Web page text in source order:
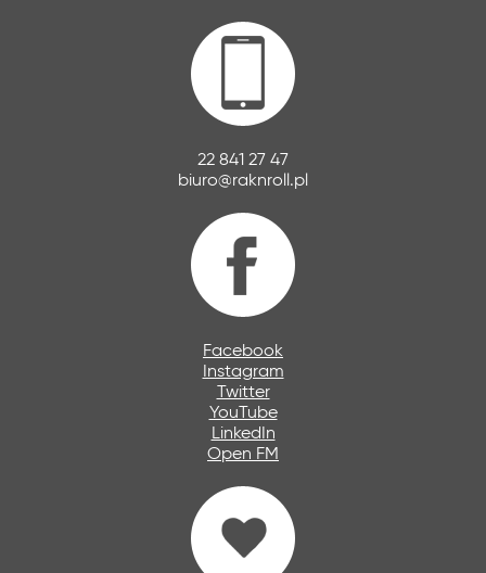
22 841 27 47
biuro@raknroll.pl
Facebook
Instagram
Twitter
YouTube
LinkedIn
Open FM